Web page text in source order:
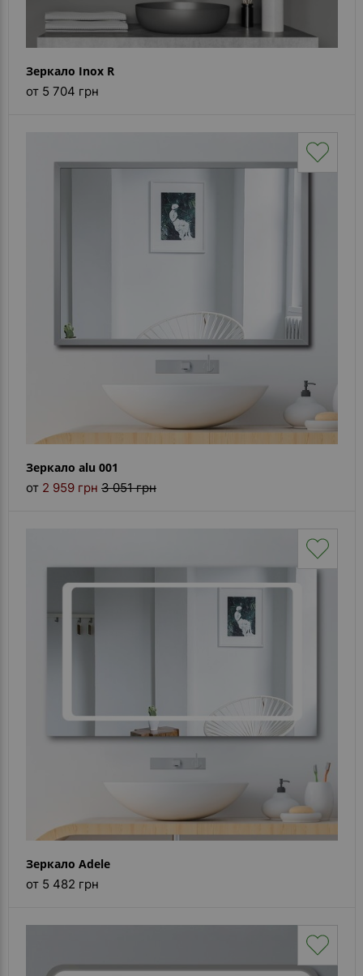
Зеркало Inox R
от 5 704 грн
Зеркало alu 001
от 2 959 грн 3 051 грн
Зеркало Adele
от 5 482 грн